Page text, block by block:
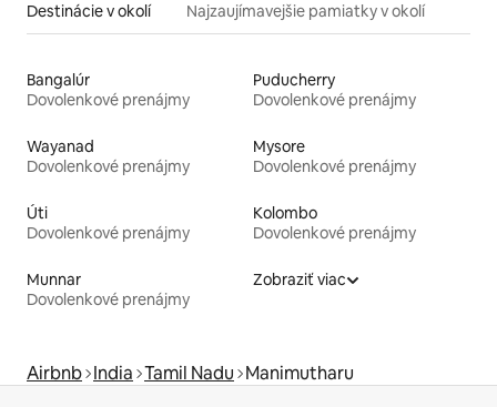
Destinácie v okolí Najzaujímavejšie pamiatky v okolí
Bangalúr
Dovolenkové prenájmy
Puducherry
Dovolenkové prenájmy
Wayanad
Dovolenkové prenájmy
Mysore
Dovolenkové prenájmy
Úti
Dovolenkové prenájmy
Kolombo
Dovolenkové prenájmy
Munnar
Dovolenkové prenájmy
Zobraziť viac
Airbnb India Tamil Nadu Manimutharu